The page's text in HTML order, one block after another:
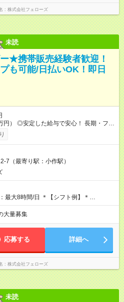
株式会社フェローズ
未読
★携帯販売経験者歓迎！
も可能/日払いOK！即日
長期・フル
方にお越しいただきたいと思っていま
ことはないので、安定した給与が入りま
います。このあたりは柔軟に対応する
の試用期間がありま
はありません。 【試用期間】試
長さ：2ヶ月 雇用形態、給与は本採用時
7（最寄り駅：小作駅）
最大8時間/日 ＊【シフト例】＊
～20:00 (3) 12:00～21:00 など ◎
憩1時間です。中抜けシフトなどはあり
応じますのでおっしゃってください！
大量募集
応募する 詳細へ
株式会社フェローズ
未読